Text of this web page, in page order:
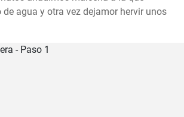
agua y otra vez dejamor hervir unos